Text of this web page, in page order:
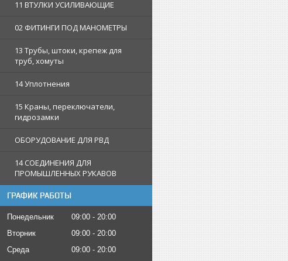
11 ВТУЛКИ УСИЛИВАЮЩИЕ
02 ФИТИНГИ ПОД МАНОМЕТРЫ
13 Трубы, штоки, крепеж для
труб, хомуты
14 Уплотнения
15 Краны, переключатели,
гидрозамки
ОБОРУДОВАНИЕ ДЛЯ РВД
14 СОЕДИНЕНИЯ ДЛЯ
ПРОМЫШЛЕННЫХ РУКАВОВ
ГРАФИК РАБОТЫ
Понедельник 09:00
20:00
Вторник
09:00
20:00
Среда
09:00
20:00